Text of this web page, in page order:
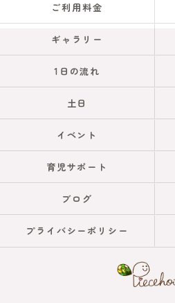
ご利用料金
ギャラリー
1日の流れ
土日
イベント
育児サポート
ブログ
プライバシーポリシー